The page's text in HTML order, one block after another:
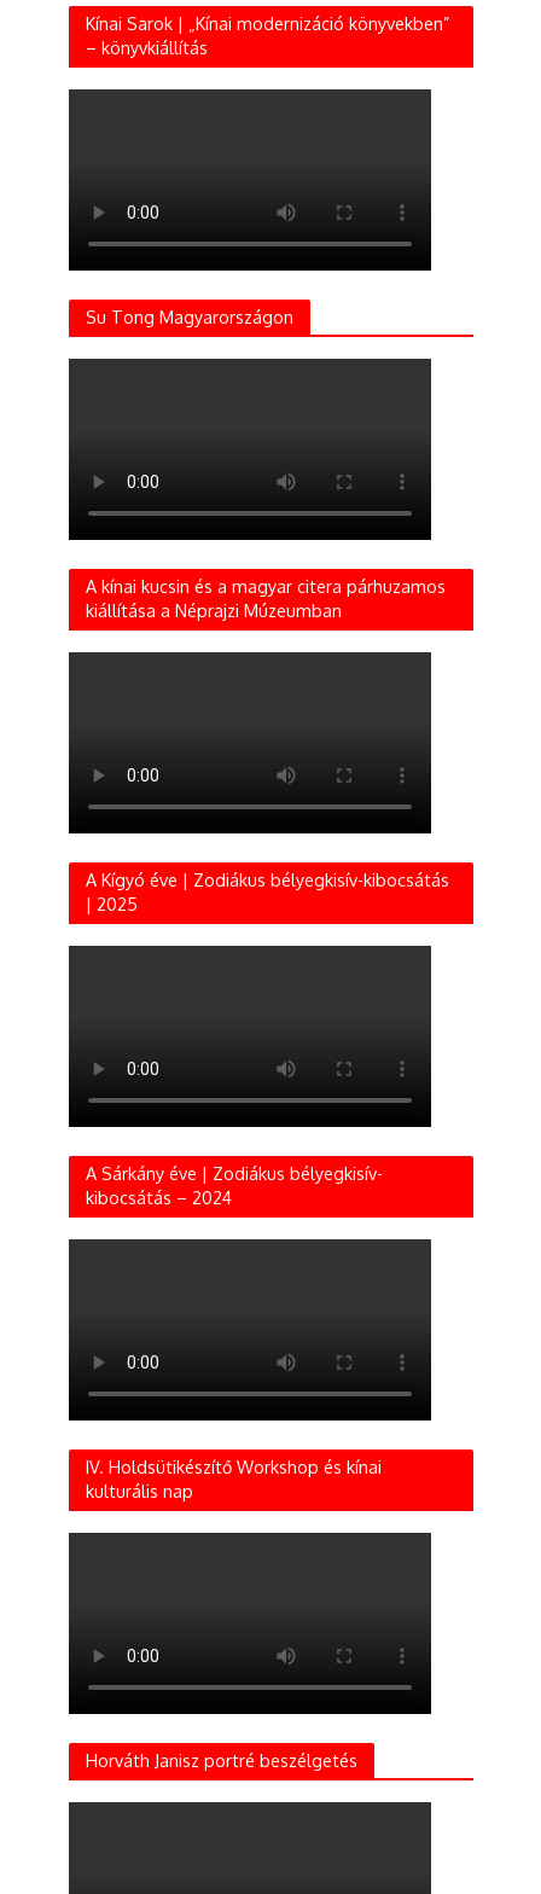
Kínai Sarok | „Kínai modernizáció könyvekben”
– könyvkiállítás
Su Tong Magyarországon
A kínai kucsin és a magyar citera párhuzamos
kiállítása a Néprajzi Múzeumban
A Kígyó éve | Zodiákus bélyegkisív-kibocsátás
| 2025
A Sárkány éve | Zodiákus bélyegkisív-
kibocsátás – 2024
IV. Holdsütikészítő Workshop és kínai
kulturális nap
Horváth Janisz portré beszélgetés